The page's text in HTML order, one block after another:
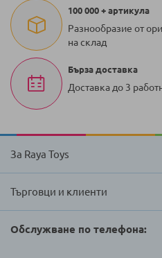
100 000 + артикула
Разнообразие от
на склад
Бърза доставка
Доставка до 3
За Raya Toys
Търговци и клиенти
Обслужване по телефона: